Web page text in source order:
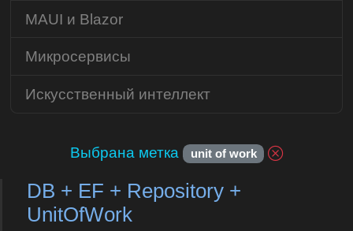
Выбрана метка unit of work
DB + EF + Repository +
UnitOfWork
MAUI и Blazor
Микросервисы
Искусственный интеллект